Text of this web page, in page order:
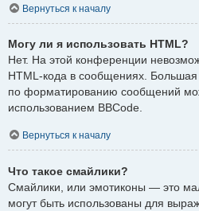
Вернуться к началу
Могу ли я использовать HTML?
Нет. На этой конференции
HTML-кода в сообщениях. Большая
по форматированию сообщений
использованием BBCode.
Вернуться к началу
Что такое смайлики?
Смайлики, или эмотиконы — это
могут быть использованы для